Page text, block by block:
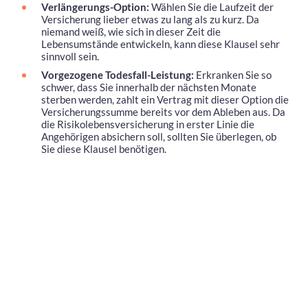
Verlängerungs-Option: Wählen Sie die Laufzeit der
Versicherung lieber etwas zu lang als zu kurz. Da
niemand weiß, wie sich in dieser Zeit die
Lebensumstände entwickeln, kann diese Klausel sehr
sinnvoll sein.
Vorgezogene Todesfall-Leistung: Erkranken Sie so
schwer, dass Sie innerhalb der nächsten Monate
sterben werden, zahlt ein Vertrag mit dieser Option die
Versicherungssumme bereits vor dem Ableben aus. Da
die Risikolebensversicherung in erster Linie die
Angehörigen absichern soll, sollten Sie überlegen, ob
Sie diese Klausel benötigen.